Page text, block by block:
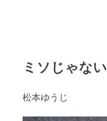
ミソじゃな
松本ゆうじ